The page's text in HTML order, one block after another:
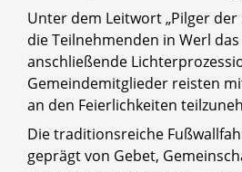
Unter dem Leitwort „Pilger
die Teilnehmenden in Werl
anschließende
Gemeindemitglieder reisten
an den Feierlichkeiten
Die traditionsreiche
geprägt von Gebet,